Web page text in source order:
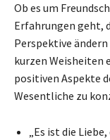
Ob es um
Erfahrungen geht,
Perspektive
kurzen Weisheiten
positiven Aspekte
Wesentliche zu
„Es ist die